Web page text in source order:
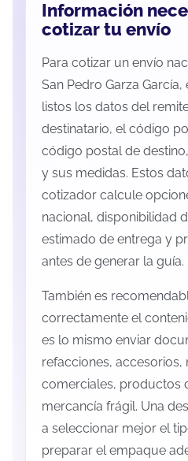
Información
cotizar tu envío
Para cotizar un envío
San Pedro Garza
listos los datos del
destinatario, el código
código postal de
y sus medidas. Estos
cotizador calcule
nacional, disponibilidad
estimado de entrega y
antes de generar la guía.
También es
correctamente el
es lo mismo enviar
refacciones, accesorios,
comerciales, productos
mercancía frágil. Una
a seleccionar mejor el
preparar el empaque